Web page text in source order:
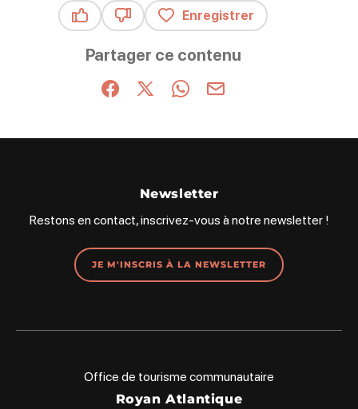
Enregistrer
Partager ce contenu
Partager sur Facebook (nouvelle fenêtre)
Partager sur X / Twitter (nouvelle
Partager sur WhatsApp
Partager par mail
Newsletter
Restons en contact, inscrivez-vous à notre newsletter !
JE M'INSCRIS À LA NEWSLETTER
Office de tourisme communautaire
Royan Atlantique